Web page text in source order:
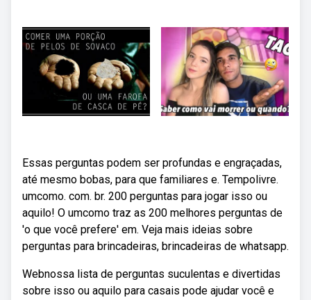
Essas perguntas podem ser profundas e engraçadas,
até mesmo bobas, para que familiares e. Tempolivre.
umcomo. com. br. 200 perguntas para jogar isso ou
aquilo! O umcomo traz as 200 melhores perguntas de
'o que você prefere' em. Veja mais ideias sobre
perguntas para brincadeiras, brincadeiras de whatsapp.
Webnossa lista de perguntas suculentas e divertidas
sobre isso ou aquilo para casais pode ajudar você e